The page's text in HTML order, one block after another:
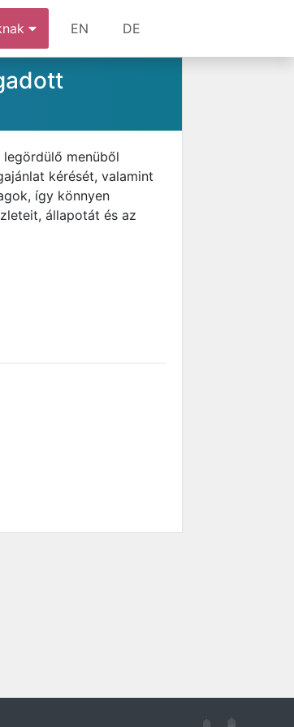
EN DE
menüből
kérését, valamint
így könnyen
állapotát és az